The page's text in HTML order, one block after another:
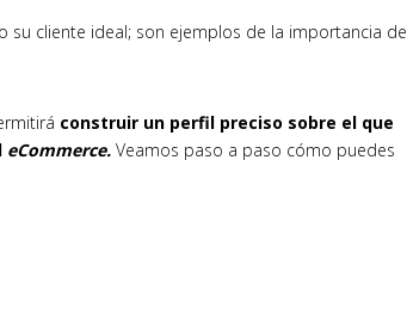
su cliente ideal; son ejemplos de la importancia de
construir un perfil preciso sobre el que
eCommerce. Veamos paso a paso cómo puedes